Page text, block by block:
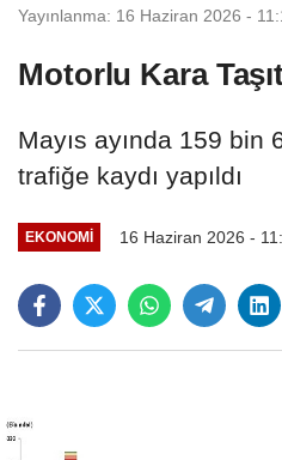
Yayınlanma: 16 Haziran 2026 -
Motorlu Kara
Mayıs ayında 159 bin
trafiğe kaydı yapıldı
EKONOMİ 16 Haziran 2026 -